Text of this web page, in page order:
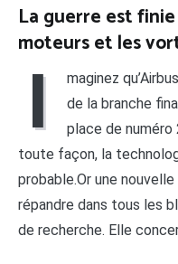
La guerre est
moteurs et les
I
maginez
de la branche
place de numéro
toute façon, la
probable.Or une
répandre dans tous les
de recherche. Elle